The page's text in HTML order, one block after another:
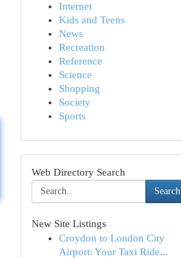
Internet
Kids and Teens
News
Recreation
Reference
Science
Shopping
Society
Sports
Web Directory Search
Search
New Site Listings
Croydon to London City
Airport: Your Taxi Ride...